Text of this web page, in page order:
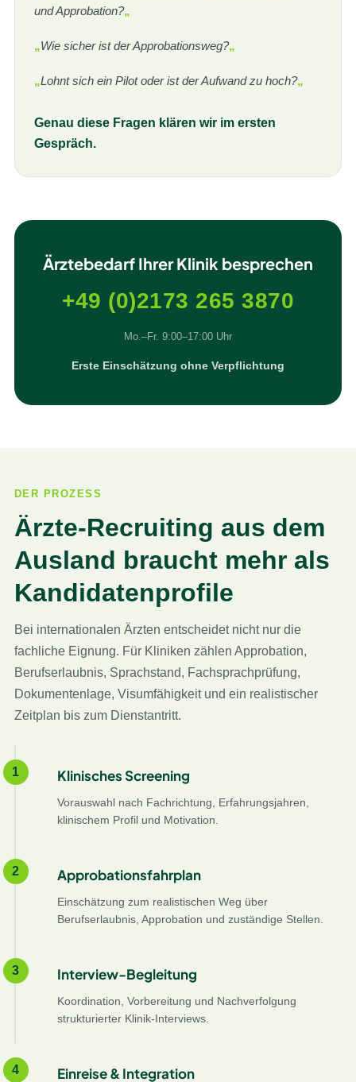
und Approbation?„
„Wie sicher ist der Approbationsweg?„
„Lohnt sich ein Pilot oder ist der Aufwand zu hoch?„
Genau diese Fragen klären wir im ersten
Gespräch.
Ärztebedarf Ihrer Klinik besprechen
+49 (0)2173 265 3870
Mo.–Fr. 9:00–17:00 Uhr
Erste Einschätzung ohne Verpflichtung
DER PROZESS
Ärzte-Recruiting aus dem
Ausland braucht mehr als
Kandidatenprofile
Bei internationalen Ärzten entscheidet nicht nur die
fachliche Eignung. Für Kliniken zählen Approbation,
Berufserlaubnis, Sprachstand, Fachsprachprüfung,
Dokumentenlage, Visumfähigkeit und ein realistischer
Zeitplan bis zum Dienstantritt.
1 Klinisches Screening
Vorauswahl nach Fachrichtung, Erfahrungsjahren,
klinischem Profil und Motivation.
2 Approbationsfahrplan
Einschätzung zum realistischen Weg über
Berufserlaubnis, Approbation und zuständige Stellen.
3 Interview-Begleitung
Koordination, Vorbereitung und Nachverfolgung
strukturierter Klinik-Interviews.
4 Einreise & Integration